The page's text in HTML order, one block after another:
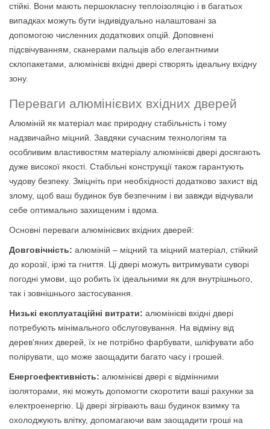
стійкі. Вони мають першокласну теплоізоляцію і в багатьох
випадках можуть бути індивідуально налаштовані за
допомогою численних додаткових опцій. Доповнені
підсвічуванням, сканерами пальців або елегантними
склопакетами, алюмінієві вхідні двері створять ідеальну вхідну
зону.
Переваги алюмінієвих вхідних дверей
Алюміній як матеріал має природну стабільність і тому
надзвичайно міцний. Завдяки сучасним технологіям та
особливим властивостям матеріалу алюмінієві двері досягають
дуже високої якості. Стабільні конструкції також гарантують
чудову безпеку. Зміцніть при необхідності додатково захист від
злому, щоб ваш будинок був безпечним і ви завжди відчували
себе оптимально захищеним і вдома.
Основні переваги алюмінієвих вхідних дверей:
Довговічність: алюміній – міцний та міцний матеріал, стійкий
до корозії, іржі та гниття. Ці двері можуть витримувати суворі
погодні умови, що робить їх ідеальними як для внутрішнього,
так і зовнішнього застосування.
Низькі експлуатаційні витрати: алюмінієві вхідні двері
потребують мінімального обслуговування. На відміну від
дерев'яних дверей, їх не потрібно фарбувати, шліфувати або
полірувати, що може заощадити багато часу і грошей.
Енергоефективність: алюмінієві двері є відмінними
ізоляторами, які можуть допомогти скоротити ваші рахунки за
електроенергію. Ці двері зігрівають ваш будинок взимку та
охолоджують влітку, допомагаючи вам заощадити гроші на